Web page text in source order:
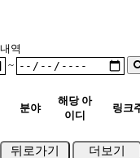
역
~
분야
해당 아
이디
링크
뒤로가기 더보기